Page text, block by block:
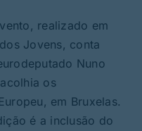
realizado em
Jovens, conta
Nuno
os
em Bruxelas.
é a inclusão do